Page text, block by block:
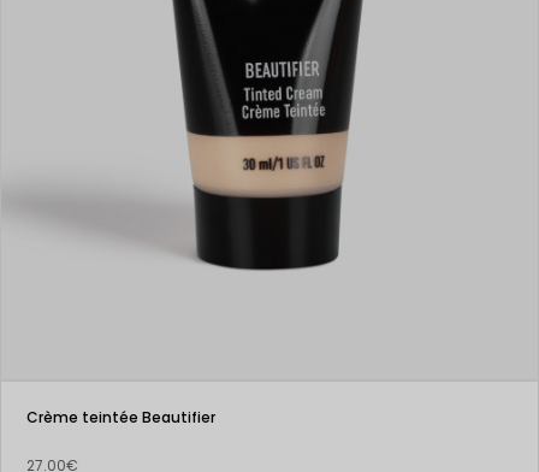
Crème teintée Beautifier
27.00€